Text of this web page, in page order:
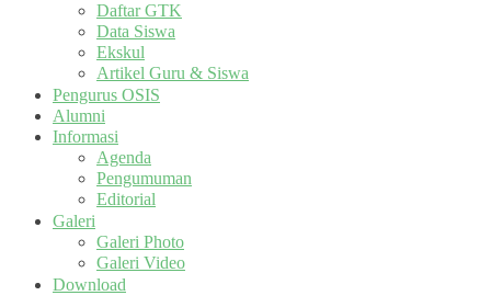
Daftar GTK
Data Siswa
Ekskul
Artikel Guru & Siswa
Pengurus OSIS
Alumni
Informasi
Agenda
Pengumuman
Editorial
Galeri
Galeri Photo
Galeri Video
Download